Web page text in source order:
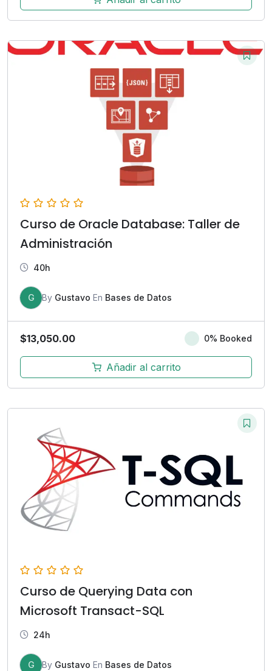
Curso de Oracle Database: Taller de
Administración
40h
G By Gustavo En Bases de Datos
$13,050.00 0% Booked
Añadir al carrito
Curso de Querying Data con
Microsoft Transact-SQL
24h
G By Gustavo En Bases de Datos